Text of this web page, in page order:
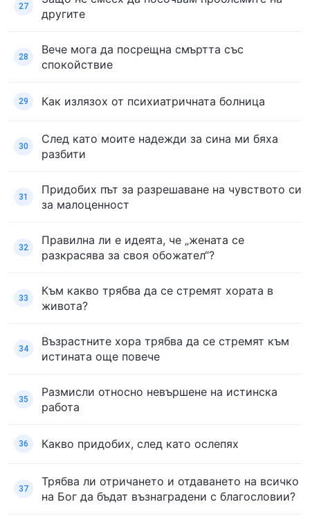
27
другите
28
Вече мога да посрещна смъртта със
спокойствие
29 Как излязох от психиатричната болница
30
След като моите надежди за сина ми бяха
разбити
31
Придобих път за разрешаване на чувството си
за малоценност
32
Правилна ли е идеята, че „жената се
разкрасява за своя обожател“?
33
Към какво трябва да се стремят хората в
живота?
34
Възрастните хора трябва да се стремят към
истината още повече
35
Размисли относно невършене на истинска
работа
36 Какво придобих, след като ослепях
37
Трябва ли отричането и отдаването на всичко
на Бог да бъдат възнаградени с благословии?